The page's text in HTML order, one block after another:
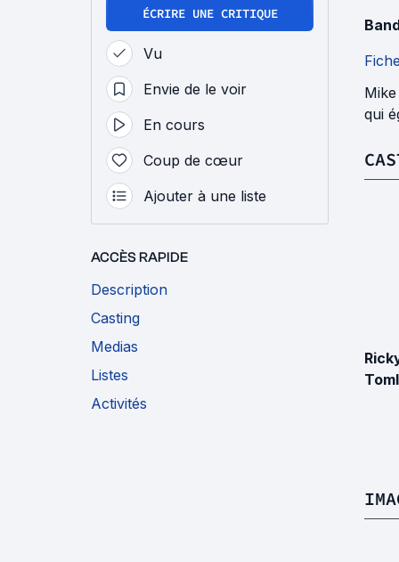
ÉCRIRE UNE CRITIQUE
Vu
Envie de le voir
En cours
Coup de cœur
Ajouter à une liste
ACCÈS RAPIDE
Description
Casting
Medias
Listes
Activités
qui